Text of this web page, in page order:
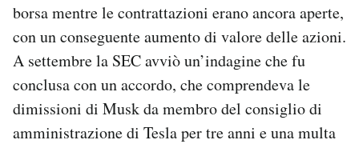
borsa mentre le contrattazioni erano ancora aperte,
con un conseguente aumento di valore delle azioni.
A settembre la SEC avviò un’indagine che fu
conclusa con un accordo, che comprendeva le
dimissioni di Musk da membro del consiglio di
amministrazione di Tesla per tre anni e una multa